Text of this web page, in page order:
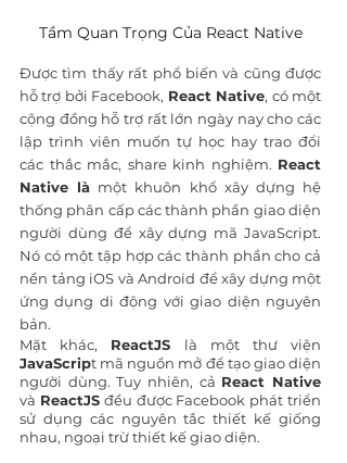
Tầm Quan Trọng Của React Native
Được tìm thấy rất phổ biến và cũng được
hỗ trợ bởi Facebook, React Native, có một
cộng đồng hỗ trợ rất lớn ngày nay cho các
lập trình viên muốn tự học hay trao đổi
các thắc mắc, share kinh nghiệm. React
Native là một khuôn khổ xây dựng hệ
thống phân cấp các thành phần giao diện
người dùng để xây dựng mã JavaScript.
Nó có một tập hợp các thành phần cho cả
nền tảng iOS và Android để xây dựng một
ứng dụng di động với giao diện nguyên
bản.
Mặt khác, ReactJS
JavaScript mã nguồn mở để tạo giao diện
người dùng. Tuy nhiên, cả React Native
và ReactJS đều được Facebook phát triển
sử dụng các nguyên tắc thiết kế giống
nhau, ngoại trừ thiết kế giao diện.